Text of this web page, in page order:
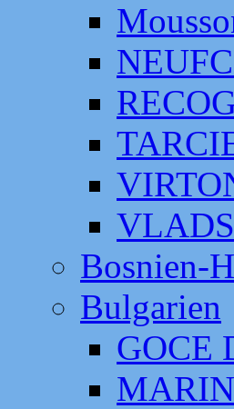
Bosnien-
Bulgarien
GOCE